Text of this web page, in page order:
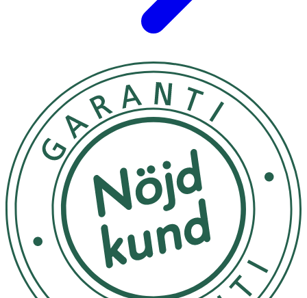
: FSC Forest Steward Council Mix